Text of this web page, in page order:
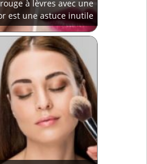
à lèvres avec une
est une astuce inutile